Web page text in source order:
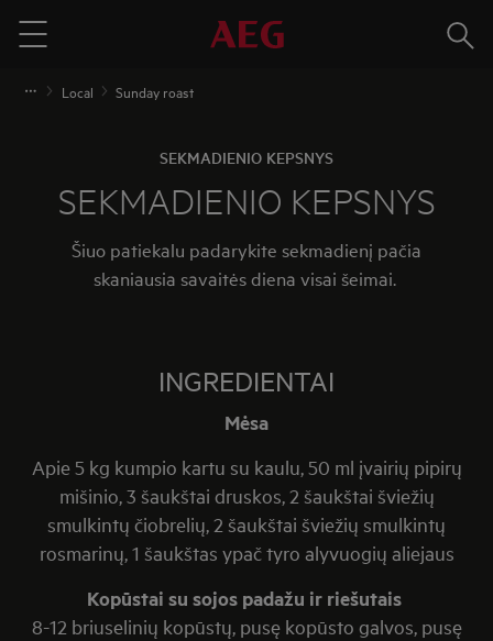
Menu
Local Sunday roast
SEKMADIENIO KEPSNYS
SEKMADIENIO KEPSNYS
Šiuo patiekalu padarykite sekmadienį pačia
skaniausia savaitės diena visai šeimai.
INGREDIENTAI
Mėsa
Apie 5 kg kumpio kartu su kaulu, 50 ml įvairių pipirų
mišinio, 3 šaukštai druskos, 2 šaukštai šviežių
smulkintų čiobrelių, 2 šaukštai šviežių smulkintų
rosmarinų, 1 šaukštas ypač tyro alyvuogių aliejaus
Kopūstai su sojos padažu ir riešutais
8-12 briuselinių kopūstų, pusę kopūsto galvos, pusę